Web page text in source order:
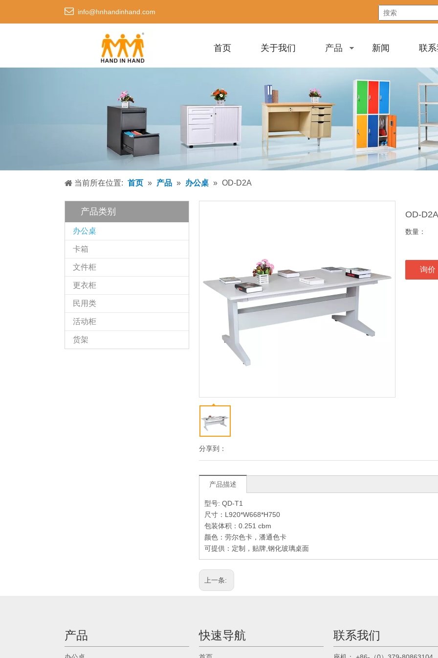
 info@hnhandinhand.com
首页 关于我们 产品 新闻 联
当前所在位置: 首页 » 产品 » 办公桌 » OD-D2A
产品类别
办公桌
卡箱
文件柜
更衣柜
民用类
活动柜
货架
分享到：
OD-D2A
数量：
询价
产品描述
型号: QD-T1
尺寸：L920*W668*H750
包装体积：0.251 cbm
颜色：劳尔色卡，潘通色卡
可提供：定制，贴牌,钢化玻璃桌面
上一条:
产品 快速导航 联系我们